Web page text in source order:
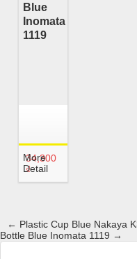
Blue
Inomata
1119
34,300
₫
More
Detail
← Plastic Cup Blue Nakaya
Bottle Blue Inomata 1119 →